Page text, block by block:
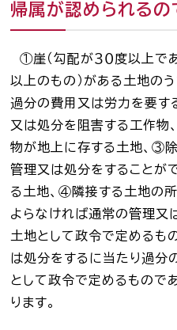
帰属が認められるの
①崖（勾配が３０度以上で
以上のもの）がある土地の
過分の費用又は労力を要す
又は処分を阻害する工作物
物が地上に存する土地、③
管理又は処分をすることが
る土地、④隣接する土地の
よらなければ通常の管理又
土地として政令で定めるも
は処分をするに当たり過分
として政令で定めるもので
ります。